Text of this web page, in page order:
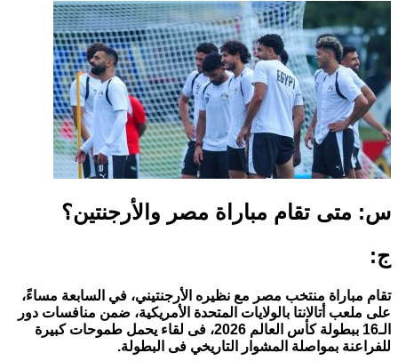
س: متى تقام مباراة مصر والأرجنتين؟
ج:
تقام مباراة منتخب مصر مع نظيره الأرجنتيني، في السابعة مساءً،
على ملعب أتالانتا بالولايات المتحدة الأمريكية، ضمن منافسات دور
الـ16 ببطولة كأس العالم 2026، فى لقاء يحمل طموحات كبيرة
للفراعنة بمواصلة المشوار التاريخي فى البطولة.